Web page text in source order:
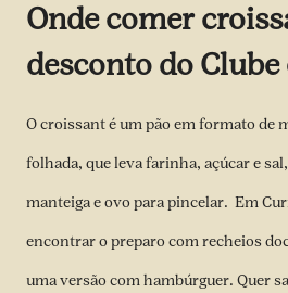
Onde comer
desconto do
O croissant é um pão em formato de
folhada, que leva farinha, açúcar e
manteiga e ovo para pincelar. Em
encontrar o preparo com recheios
uma versão com hambúrguer. Quer